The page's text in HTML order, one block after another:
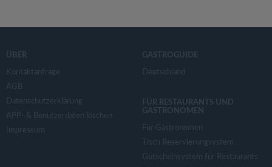
ÜBER
Kontaktanfrage
AGB
Datenschutzerklärung
APP- & Benutzerdaten löschen
Impressum
GASTROGUIDE
Deutschland
FÜR RESTAURANTS UND
GASTRONOMEN
Für Gastronomen
Tisch Reservierungsystem
Gutscheinsystem für Restaurants